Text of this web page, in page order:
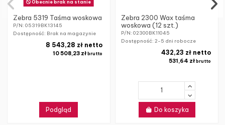
Obecnie brak na stanie
Zebra 5319 Taśma woskowa
P/N: 05319BK13145
Dostępność: Brak na magazynie
10 508,23 złbrutto
8 543,28 zł netto
Podgląd
Zebra 2300 Wax taśma
woskowa (12 szt.)
P/N: 02300BK11045
Dostępność:2-5 dni robocze
531,64 zł brutto
432,23 zł netto
Do koszyka